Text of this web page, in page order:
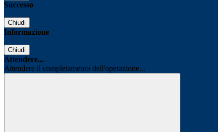
Successo
Chiudi
Informazione
Chiudi
Attendere...
Attendere il completamento dell'operazione...